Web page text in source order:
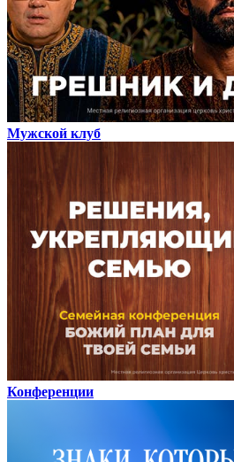
Мужской клуб
Конференции